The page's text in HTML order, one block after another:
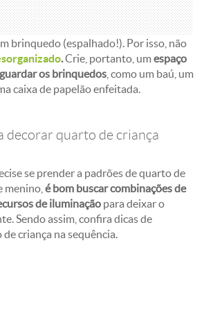
brinquedo (espalhado!). Por isso, não
.Crie, portanto, umespaço
os brinquedos , como um baú, um
caixa de papelão enfeitada.
decorar quarto de criança
se prender a padrões de quarto de
menino, é bom buscar combinações de
de iluminação para deixar o
Sendo assim, confira dicas de
criança na sequência.